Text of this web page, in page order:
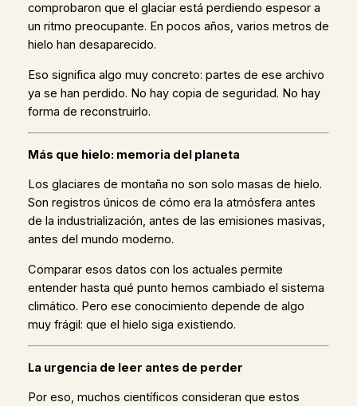
comprobaron que el glaciar está perdiendo espesor a
un ritmo preocupante. En pocos años, varios metros de
hielo han desaparecido.
Eso significa algo muy concreto: partes de ese archivo
ya se han perdido. No hay copia de seguridad. No hay
forma de reconstruirlo.
Más que hielo: memoria del planeta
Los glaciares de montaña no son solo masas de hielo.
Son registros únicos de cómo era la atmósfera antes
de la industrialización, antes de las emisiones masivas,
antes del mundo moderno.
Comparar esos datos con los actuales permite
entender hasta qué punto hemos cambiado el sistema
climático. Pero ese conocimiento depende de algo
muy frágil: que el hielo siga existiendo.
La urgencia de leer antes de perder
Por eso, muchos científicos consideran que estos